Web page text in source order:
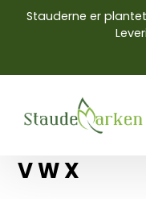
Stauderne er
V W X